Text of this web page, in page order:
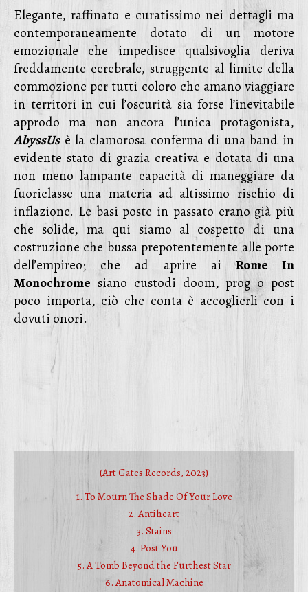
Elegante, raffinato e curatissimo nei dettagli ma
contemporaneamente dotato di un motore
emozionale che impedisce qualsivoglia deriva
freddamente cerebrale, struggente al limite della
commozione per tutti coloro che amano viaggiare
in territori in cui l’oscurità sia forse l’inevitabile
approdo ma non ancora l’unica protagonista,
AbyssUsè la clamorosa conferma di una band in
evidente stato di grazia creativa e dotata di una
non meno lampante capacità di maneggiare da
fuoriclasse una materia ad altissimo rischio di
inflazione. Le basi poste in passato erano già più
che solide, ma qui siamo al cospetto di una
costruzione che bussa prepotentemente alle porte
dell’empireo; che ad aprire aiRome In
Monochrome siano custodi doom, prog o post
poco importa, ciò che conta è accoglierli con i
dovuti onori.
(Art Gates Records, 2023)
1. To Mourn The Shade Of Your Love
2. Antiheart
3. Stains
4. Post You
5. A Tomb Beyond the Furthest Star
6. Anatomical Machine